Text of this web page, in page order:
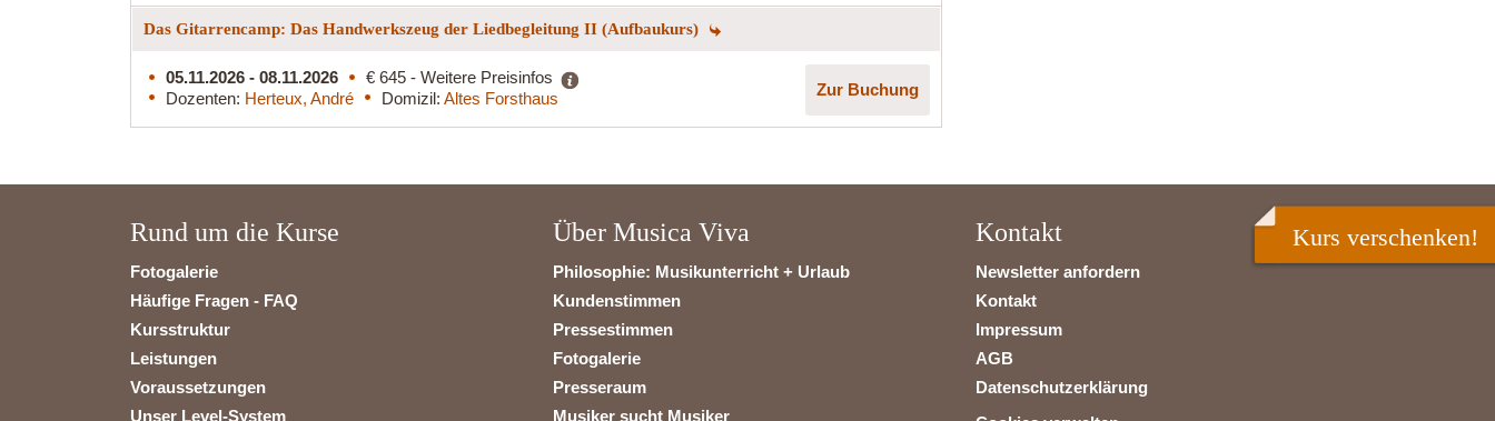
Das Gitarrencamp: Das Handwerkszeug der Liedbegleitung II (Aufbaukurs)
05.11.2026 - 08.11.2026
€ 645 - Weitere Preisinfos
Dozenten: Herteux, André Domizil: Altes Forsthaus Zur Buchung
Rund um die Kurse
Fotogalerie
Häufige Fragen - FAQ
Kursstruktur
Leistungen
Voraussetzungen
Unser Level-System
Über Musica Viva
Philosophie: Musikunterricht + Urlaub
Kundenstimmen
Pressestimmen
Fotogalerie
Presseraum
Musiker sucht Musiker
Kontakt
Newsletter anfordern
Kontakt
Impressum
AGB
Datenschutzerklärung
Kurs verschenken!